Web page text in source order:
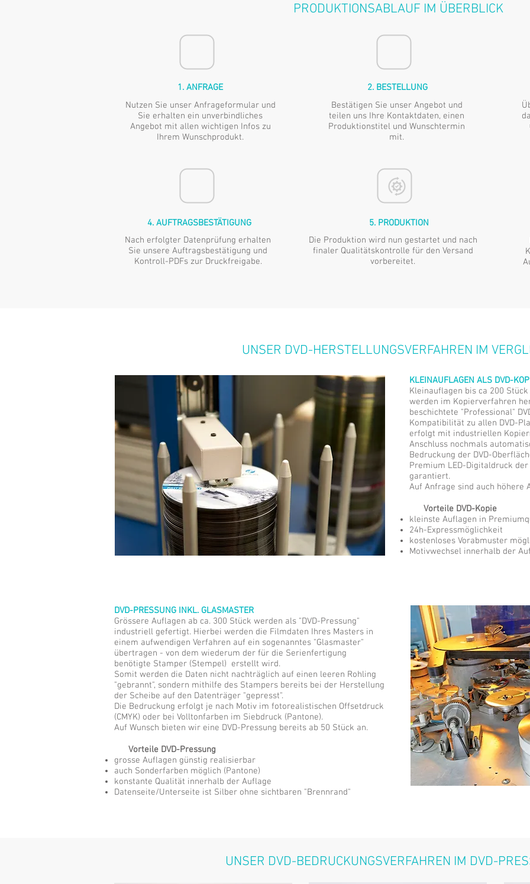
PRODUKTIONSABLAUF IM ÜBERBLICK
1. ANFRAGE
Nutzen Sie unser Anfrageformular und
Sie erhalten ein unverbindliches
Angebot mit allen wichtigen Infos zu
Ihrem Wunschprodukt.
4. AUFTRAGSBESTÄTIGUNG
Nach erfolgter Datenprüfung erhalten
Sie unsere Auftragsbestätigung und
Kontroll-PDFs zur Druckfreigabe.
2. BESTELLUNG
Bestätigen Sie unser Angebot und
teilen uns Ihre Kontaktdaten, einen
Produktionstitel und Wunschtermin
mit.
5. PRODUKTION
Die Produktion wird nun gestartet und nach
finaler Qualitätskontrolle für den Versand
vorbereitet.
UNSER DVD-HERSTELLUNGSVERFAHREN IM
KLEINAUFLAGEN ALS DVD-
Kleinauflagen bis ca 200
werden im Kopierverfahren
beschichtete "Professional"
Kompatibilität zu allen DVD-
erfolgt mit industriellen
Anschluss nochmals
Bedruckung der DVD-
Premium LED-Digitaldruck
garantiert.
Auf Anfrage sind auch höhere
Vorteile DVD-Kopie
kleinste Auflagen in
24h-Expressmöglichkeit
kostenloses Vorabmuster
Motivwechsel innerhalb der
DVD-PRESSUNG INKL. GLASMASTER
Grössere Auflagen ab ca. 300 Stück werden als "DVD-Pressung"
industriell gefertigt. Hierbei werden die Filmdaten Ihres Masters in
einem aufwendigen Verfahren auf ein sogenanntes "Glasmaster"
übertragen - von dem wiederum der für die Serienfertigung
benötigte Stamper (Stempel) erstellt wird.
Somit werden die Daten nicht nachträglich auf einen leeren Rohling
"gebrannt", sondern mithilfe des Stampers bereits bei der Herstellung
der Scheibe auf den Datenträger "gepresst".
Die Bedruckung erfolgt je nach Motiv im fotorealistischen Offsetdruck
(CMYK) oder bei Volltonfarben im Siebdruck (Pantone).
Auf Wunsch bieten wir eine DVD-Pressung bereits ab 50 Stück an.
Vorteile DVD-Pressung
grosse Auflagen günstig realisierbar
auch Sonderfarben möglich (Pantone)
konstante Qualität innerhalb der Auflage
Datenseite/Unterseite ist Silber ohne sichtbaren "Brennrand"
UNSER DVD-BEDRUCKUNGSVERFAHREN IM DVD-